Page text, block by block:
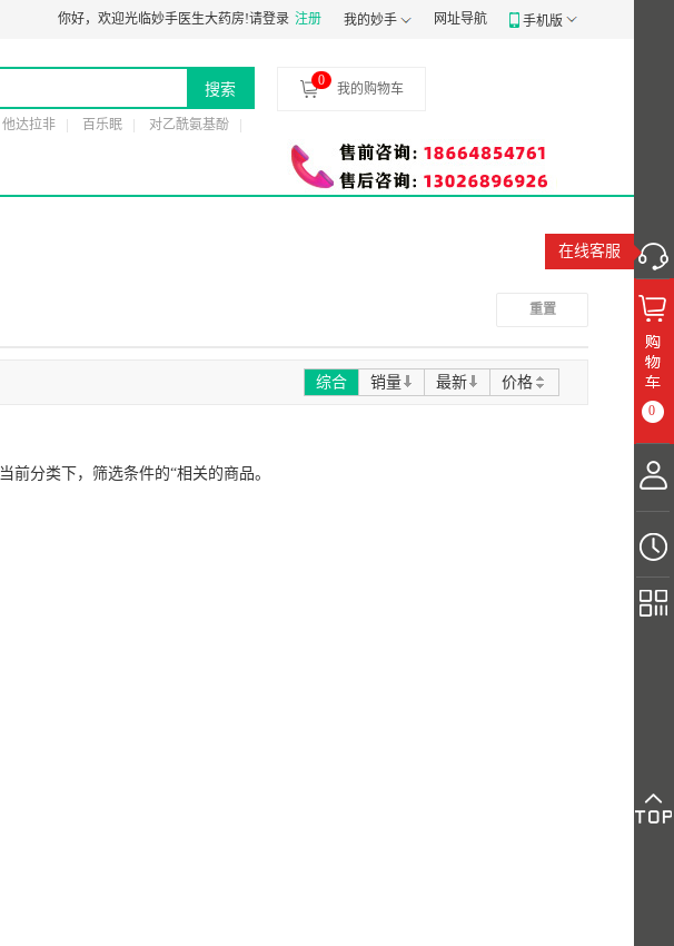
第二类医疗器械经营备案凭证：粤穗食药监械经营备20191807号 食品经营许可证：
你好， 欢迎光临妙手医生大药房!请登录 注册 我的妙手 网址导航 手机版
搜索
他达拉非 百乐眠
对乙酰氨基酚
在线客服
0
0
我的购物车
重置
综合 销量 最新 价格
当前分类下，筛选条件的“相关的商品。